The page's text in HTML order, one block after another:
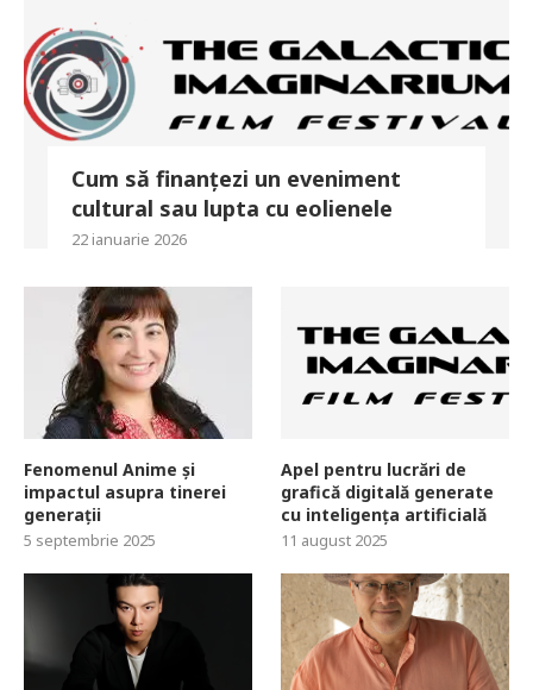
Cum să finanțezi un eveniment
cultural sau lupta cu eolienele
22 ianuarie 2026
Fenomenul Anime și
impactul asupra tinerei
generații
5 septembrie 2025
Apel pentru lucrări de
grafică digitală generate
cu inteligența artificială
11 august 2025